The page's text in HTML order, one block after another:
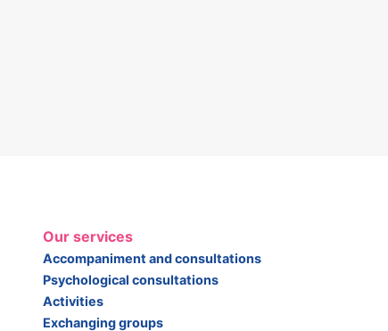
Our services
Accompaniment and consultations
Psychological consultations
Activities
Exchanging groups